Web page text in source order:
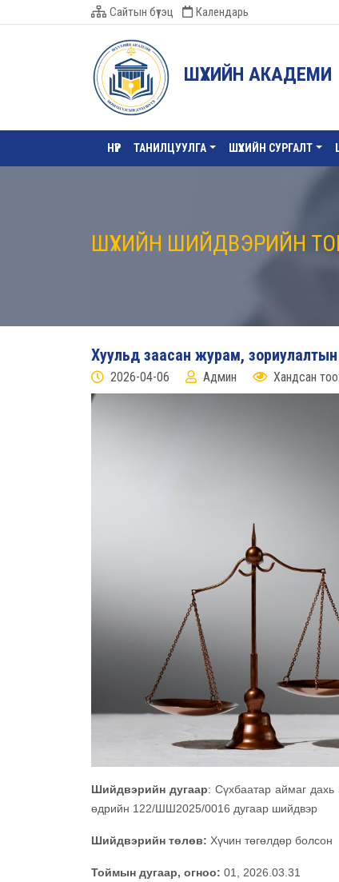
Сайтын бүтэц Календарь
ШҮҮХИЙН АКАДЕМИ
НҮҮР ТАНИЛЦУУЛГА ШҮҮХИЙН СУРГАЛТ
ШҮҮХИЙН ШИЙДВЭРИЙН
Хуульд заасан журам, зориулалтын
2026-04-06 Админ Хандсан
Шийдвэрийн дугаар: Сүхбаатар аймаг
өдрийн 122/ШШ2025/0016 дугаар шийдвэр
Шийдвэрийн төлөв: Хүчин төгөлдөр болсон
Тоймын дугаар, огноо: 01, 2026.03.31